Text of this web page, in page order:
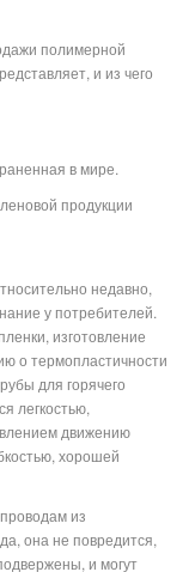
полимерной
и из чего
в мире.
продукции
недавно,
у потребителей.
изготовление
о термопластичности
для горячего
легкостью,
движению
хорошей
из
она не повредится,
и могут